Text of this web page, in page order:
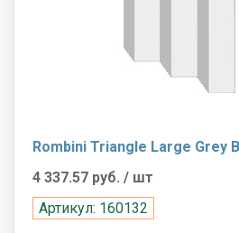
Rombini Triangle Large Grey
4 337.57 руб. / шт
Артикул: 160132